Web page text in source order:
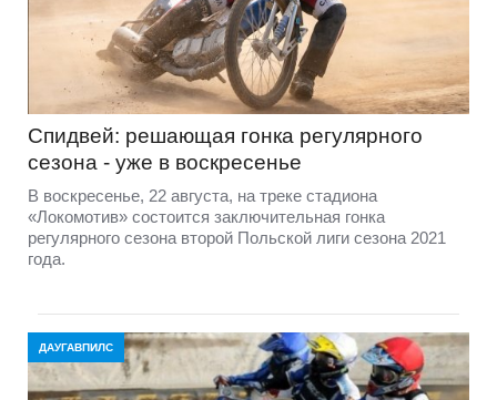
Спидвей: решающая гонка регулярного
сезона - уже в воскресенье
В воскресенье, 22 августа, на треке стадиона
«Локомотив» состоится заключительная гонка
регулярного сезона второй Польской лиги сезона 2021
года.
ДАУГАВПИЛС